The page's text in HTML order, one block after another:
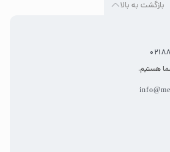
بازگشت به بالا
هستیم.